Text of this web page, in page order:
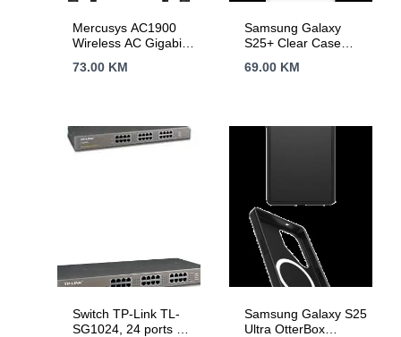
Mercusys AC1900
Wireless AC Gigabit
2.4 GHz + 1300
with Beamforming,
2× G LAN Ports, 1×
73.00 KM
Samsung Galaxy
S25+ Clear Case
69.00 KM
Switch TP-Link TL-
SG1024, 24 ports 24
Samsung Galaxy S25
Ultra OtterBox